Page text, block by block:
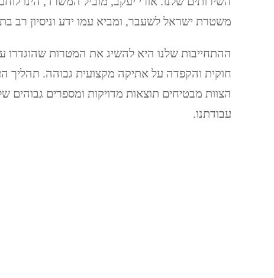
משטרת ישראל לשעבר, ומביא עמו ידע וניסיון רב
ההתחייבות שלנו היא להשיג את המטרות שהוגדרו
חוקית והקפדה על אתיקה מקצועית גבוהה. תהליך
הצוות מבטיחים תוצאות מדויקות ומספרים גבוהים
עבודתנו.